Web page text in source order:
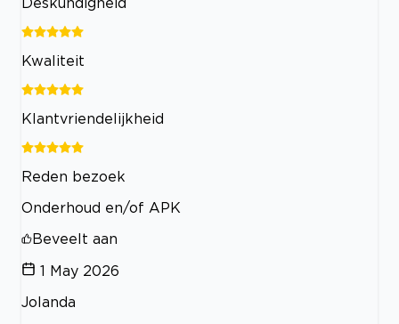
Kwaliteit
Klantvriendelijkheid
Reden bezoek
Onderhoud en/of APK
Beveelt aan
1 May 2026
Jolanda